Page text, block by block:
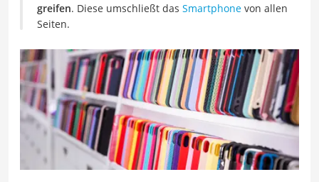
greifen. Diese umschließt das Smartphone von allen
Seiten.